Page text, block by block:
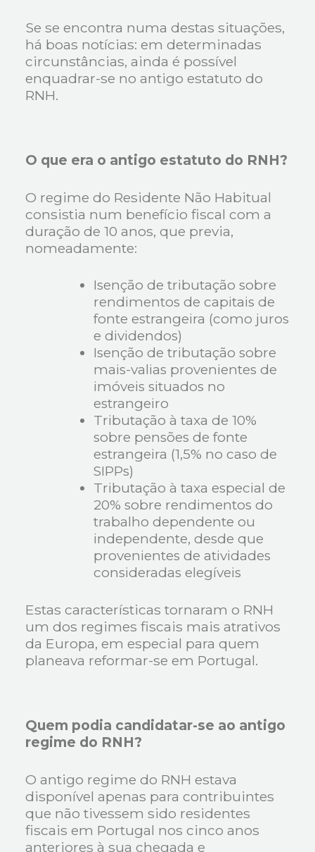
Se se encontra numa destas situações,
há boas notícias: em determinadas
circunstâncias, ainda é possível
enquadrar-se no antigo estatuto do
RNH.
O que era o antigo estatuto do RNH?
O regime do Residente Não Habitual
consistia num benefício fiscal com a
duração de 10 anos, que previa,
nomeadamente:
Isenção de tributação sobre
rendimentos de capitais de
fonte estrangeira (como juros
e dividendos)
Isenção de tributação sobre
mais-valias provenientes de
imóveis situados no
estrangeiro
Tributação à taxa de 10%
sobre pensões de fonte
estrangeira (1,5% no caso de
SIPPs)
Tributação à taxa especial de
20% sobre rendimentos do
trabalho dependente ou
independente, desde que
provenientes de atividades
consideradas elegíveis
Estas características tornaram o RNH
um dos regimes fiscais mais atrativos
da Europa, em especial para quem
planeava reformar-se em Portugal.
Quem podia candidatar-se ao antigo
regime do RNH?
O antigo regime do RNH estava
disponível apenas para contribuintes
que não tivessem sido residentes
fiscais em Portugal nos cinco anos
anteriores à sua chegada e